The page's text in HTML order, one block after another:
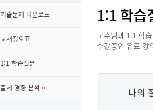
기출문제 다운로드
교재정오표
1:1 학습질문
출제 경향 분석
1:1 학습
교수님과 1:1 학
수강중인 유료 강
나의